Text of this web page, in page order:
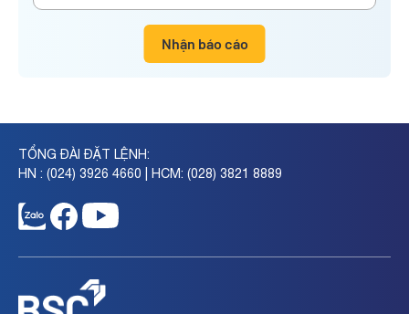
Nhận báo cáo
TỔNG ĐÀI ĐẶT LỆNH:
HN : (024) 3926 4660 | HCM: (028) 3821 8889